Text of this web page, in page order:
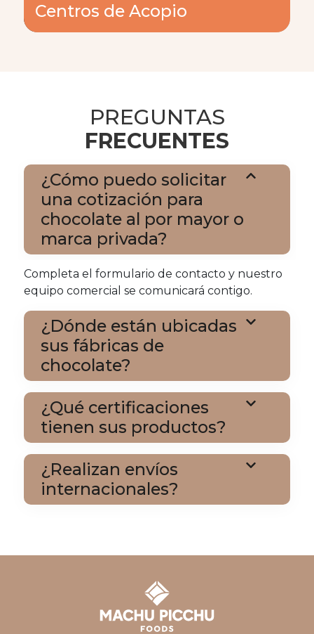
Centros de Acopio
PREGUNTAS
FRECUENTES
¿Cómo puedo solicitar
una cotización para
chocolate al por mayor o
marca privada?
Completa el formulario de contacto y nuestro
equipo comercial se comunicará contigo.
¿Dónde están ubicadas
sus fábricas de
chocolate?
¿Qué certificaciones
tienen sus productos?
¿Realizan envíos
internacionales?